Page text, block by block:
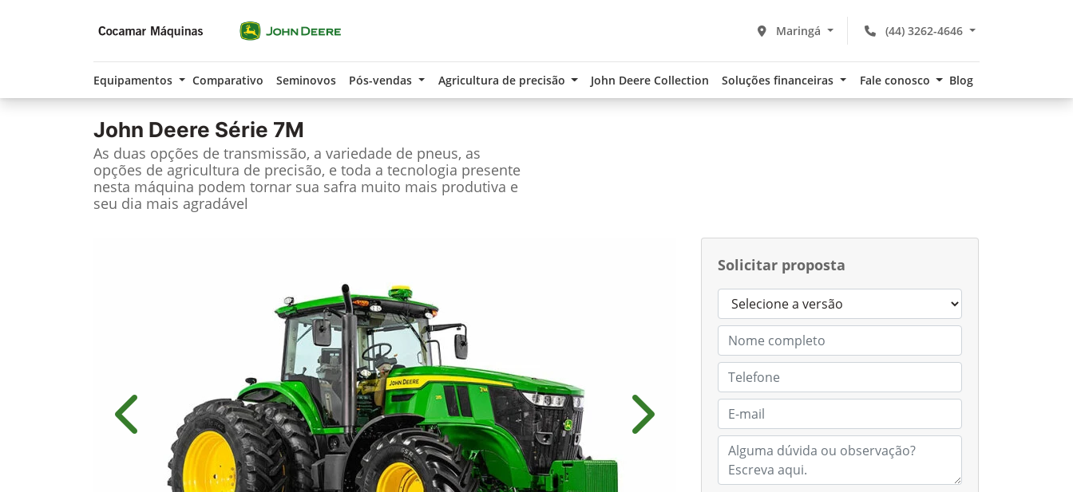
(44) 3262-4646
Maringá
Equipamentos Comparativo Seminovos Pós-vendas Agricultura de precisão John Deere Collection Soluções financeiras Fale conosco Blog
John Deere Série 7M
As duas opções de transmissão, a variedade de pneus, as
opções de agricultura de precisão, e toda a tecnologia presente
nesta máquina podem tornar sua safra muito mais produtiva e
seu dia mais agradável
Solicitar proposta
Anterior Próximo